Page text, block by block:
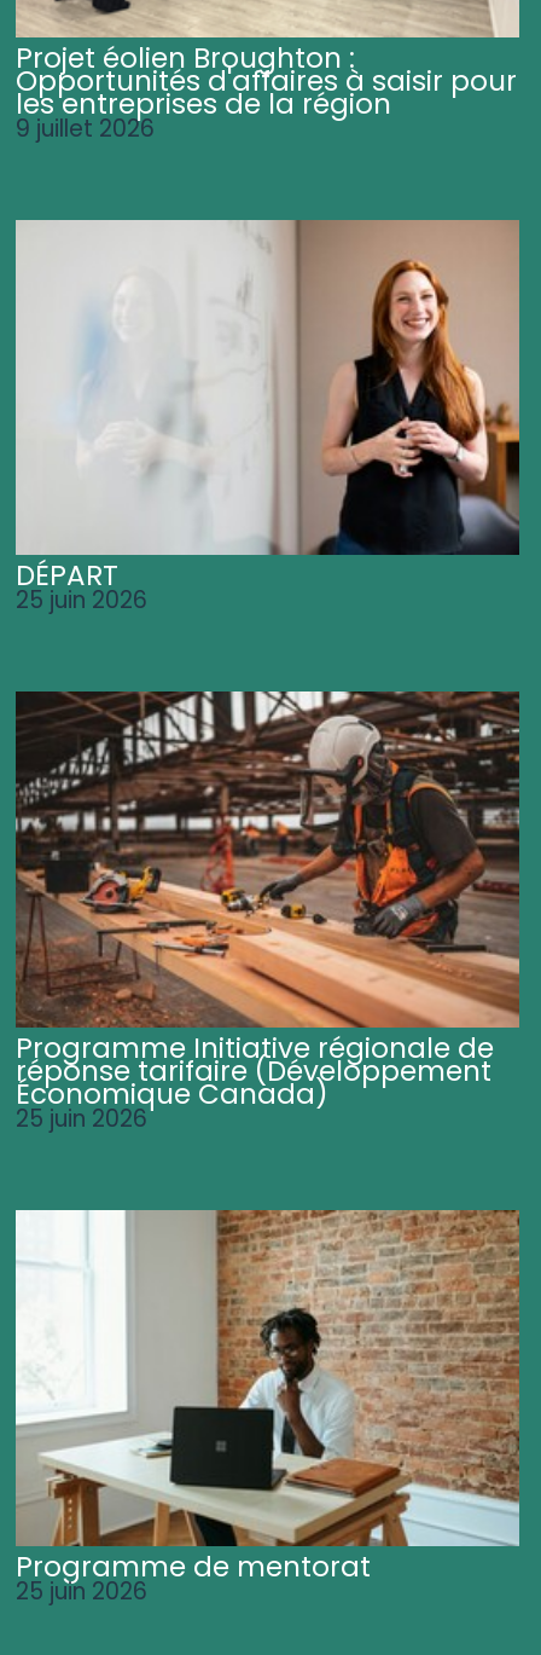
Projet éolien Broughton :
Opportunités d'affaires à saisir pour
les entreprises de la région
9 juillet 2026
DÉPART
25 juin 2026
Programme Initiative régionale de
réponse tarifaire (Développement
Économique Canada)
25 juin 2026
Programme de mentorat
25 juin 2026